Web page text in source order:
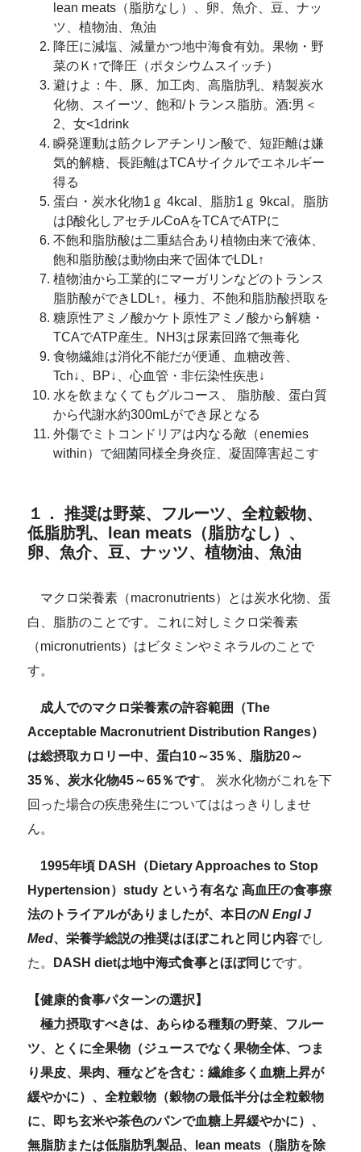
lean meats（脂肪なし）、卵、魚介、豆、ナッ
ツ、植物油、魚油
降圧に減塩、減量かつ地中海食有効。果物・野
菜のＫ↑で降圧（ポタシウムスイッチ）
避けよ：牛、豚、加工肉、高脂肪乳、精製炭水
化物、スイーツ、飽和/トランス脂肪。酒:男＜
2、女<1drink
瞬発運動は筋クレアチンリン酸で、短距離は嫌
気的解糖、長距離はTCAサイクルでエネルギー
得る
蛋白・炭水化物1ｇ 4kcal、脂肪1ｇ 9kcal。脂肪
はβ酸化しアセチルCoAをTCAでATPに
不飽和脂肪酸は二重結合あり植物由来で液体、
飽和脂肪酸は動物由来で固体でLDL↑
植物油から工業的にマーガリンなどのトランス
脂肪酸ができLDL↑。極力、不飽和脂肪酸摂取を
糖原性アミノ酸かケト原性アミノ酸から解糖・
TCAでATP産生。NH3は尿素回路で無毒化
食物繊維は消化不能だが便通、血糖改善、
Tch↓、BP↓、心血管・非伝染性疾患↓
水を飲まなくてもグルコース、 脂肪酸、蛋白質
から代謝水約300mLができ尿となる
外傷でミトコンドリアは内なる敵（enemies
within）で細菌同様全身炎症、凝固障害起こす
１． 推奨は野菜、フルーツ、全粒穀物、
低脂肪乳、lean meats（脂肪なし）、
卵、魚介、豆、ナッツ、植物油、魚油
マクロ栄養素（macronutrients）とは炭水化物、蛋
白、脂肪のことです。これに対しミクロ栄養素
（micronutrients）はビタミンやミネラルのことで
す。
成人でのマクロ栄養素の許容範囲（The
Acceptable Macronutrient Distribution Ranges）
は総摂取カロリー中、蛋白10～35％、脂肪20～
35％、炭水化物45～65％です。 炭水化物がこれを下
回った場合の疾患発生についてははっきりしませ
ん。
1995年頃 DASH（Dietary Approaches to Stop
Hypertension）study という有名な 高血圧の食事療
法のトライアルがありましたが、本日のN Engl J
Med、栄養学総説の推奨はほぼこれと同じ内容でし
た。
DASH dietは地中海式食事とほぼ同じです。
【健康的食事パターンの選択】
極力摂取すべきは、あらゆる種類の野菜、フルー
ツ、とくに全果物（ジュースでなく果物全体、つま
り果皮、果肉、種などを含む：繊維多く血糖上昇が
緩やかに）、全粒穀物（穀物の最低半分は全粒穀物
に、即ち玄米や茶色のパンで血糖上昇緩やかに）、
無脂肪または低脂肪乳製品、lean meats（脂肪を除